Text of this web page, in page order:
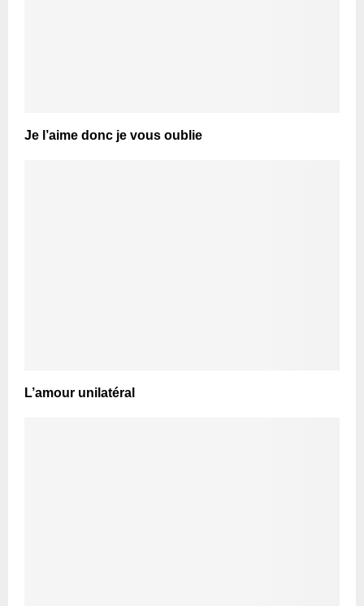
Je l’aime donc je vous oublie
L’amour unilatéral